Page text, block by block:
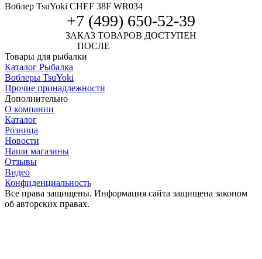
Воблер TsuYoki CHEF 38F WR034
+7 (499) 650-52-39
ЗАКАЗ ТОВАРОВ ДОСТУПЕН
ПОСЛЕ
Товары для рыбалки
Каталог Рыбалка
Воблеры TsuYoki
Прочие принадлежности
Дополнительно
О компании
Каталог
Розница
Новости
Наши магазины
Отзывы
Видео
Конфиденциальность
Все права защищены. Информация сайта защищена законом
об авторских правах.